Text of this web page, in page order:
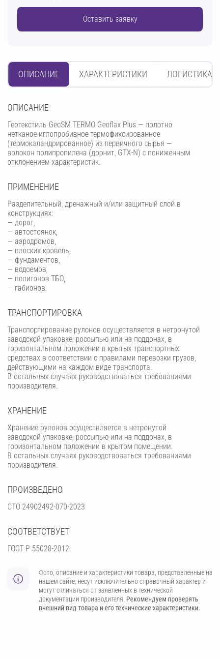
Оставить заявку
ОПИСАНИЕ ХАРАКТЕРИСТИКИ ЛОГИСТИКА
OПИСАНИЕ
Геотекстиль GeoSM TERMO Geoflax Plus — полотно
нетканое иглопробивное термофиксированное
(термокаландрированное) из первичного сырья —
волокон полипропилена (дорнит, GTX-N) с пониженным
отклонением характеристик.
ПРИМЕНЕНИЕ
Разделительный, дренажный и/или защитный слой в
конструкциях:
— дорог,
— автостоянок,
— аэродромов,
— плоских кровель,
— фундаментов,
— водоемов,
— полигонов ТБО,
— габионов.
ТРАНСПОРТИРОВКА
Транспортирование рулонов осуществляется в нетронутой
заводской упаковке, россыпью или на поддонах, в
горизонтальном положении в крытых транспортных
средствах в соответствии с правилами перевозки грузов,
действующими на каждом виде транспорта.
В остальных случаях руководствоваться требованиями
производителя.
ХРАНЕНИЕ
Хранение рулонов осуществляется в нетронутой
заводской упаковке, россыпью или на поддонах, в
горизонтальном положении в крытом помещении.
В остальных случаях руководствоваться требованиями
производителя.
ПРОИЗВЕДЕНО
СТО 24902492-070-2023
СООТВЕТСТВУЕТ
ГОСТ Р 55028-2012
Фото, описание и характеристики товара, представленные на
нашем сайте, несут исключительно справочный характер и
могут отличаться от заявленных в технической
документации производителя. Рекомендуем проверять
внешний вид товара и его технические характеристики.